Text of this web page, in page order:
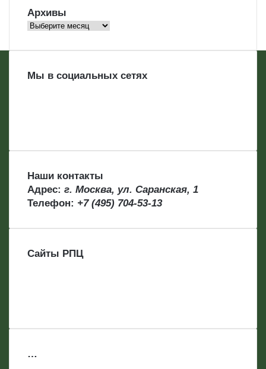
Архивы
Архивы
Мы в социальных сетях
Наши контакты
Адрес: г. Москва, ул. Саранская, 1
Телефон: +7 (495) 704-53-13
Сайты РПЦ
…